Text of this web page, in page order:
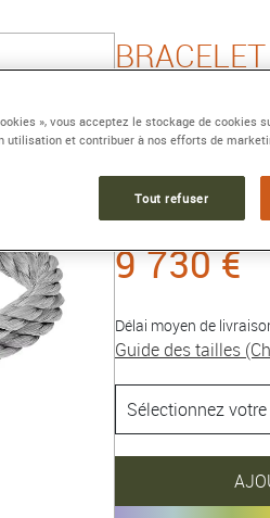
Grand
diamants
Collection :Chance
9 730 €
Délai moyen de
Guide des tailles
», vous acceptez le stockage de cookies
utilisation et contribuer à nos efforts de
Tout refuser